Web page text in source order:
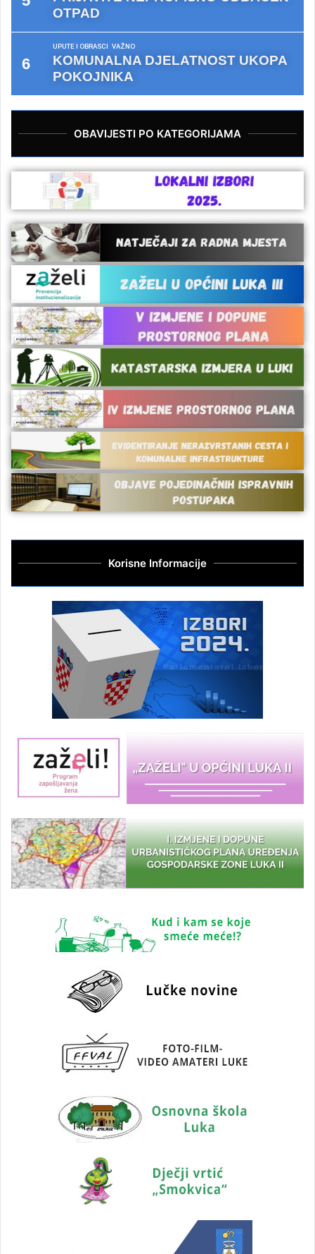
OTPAD
UPUTE I OBRASCI VAŽNO
KOMUNALNA DJELATNOST UKOPA
POKOJNIKA
OBAVIJESTI PO KATEGORIJAMA
Korisne Informacije